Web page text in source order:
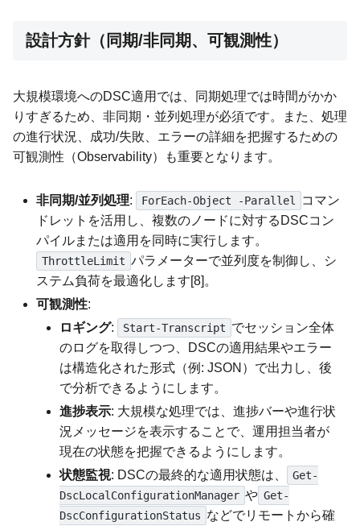
設計方針（同期/非同期、可観測性）
大規模環境へのDSC適用では、同期処理では時間がかか
りすぎるため、非同期・並列処理が必須です。また、処理
の進行状況、成功/失敗、エラーの詳細を把握するための
可観測性（Observability）も重要となります。
非同期/並列処理: ForEach-Object -Parallel
コマン
ドレットを活用し、複数のノードに対するDSCコン
パイルまたは適用を同時に実行します。
ThrottleLimit パラメーターで並列度を制御し、シ
ステム負荷を最適化します[8]。
可観測性:
ロギング: Start-Transcript でセッション全体
のログを取得しつつ、DSCの適用結果やエラー
は構造化された形式（例: JSON）で出力し、後
で分析できるようにします。
進捗表示: 大規模な処理では、進捗バーや進行状
況メッセージを表示することで、運用担当者が
現在の状態を把握できるようにします。
状態監視: DSCの最終的な適用状態は、
Get-
DscLocalConfigurationManager や Get-
DscConfigurationStatus などでリモートから確